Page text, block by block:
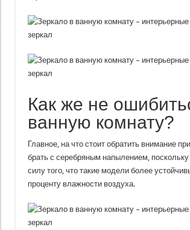
Как же не
ванную комнату?
Главное, на что стоит обратить внимание
брать с серебряным напылением,
силу того, что такие модели более
проценту влажности воздуха.